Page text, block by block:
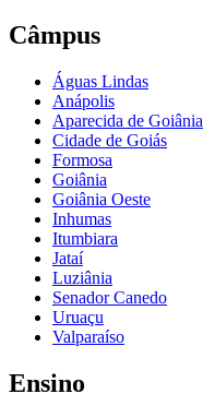
Câmpus
Águas Lindas
Anápolis
Aparecida de Goiânia
Cidade de Goiás
Formosa
Goiânia
Goiânia Oeste
Inhumas
Itumbiara
Jataí
Luziânia
Senador Canedo
Uruaçu
Valparaíso
Ensino